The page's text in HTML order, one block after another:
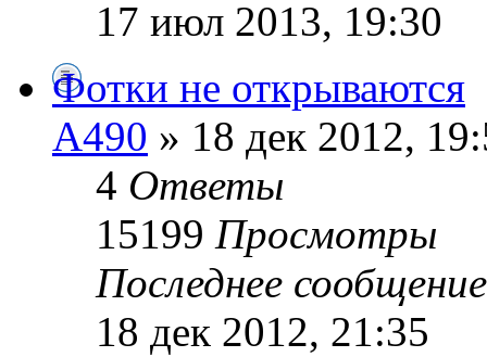
17 июл 2013, 19:30
Фотки не открываются
А490 » 18 дек 2012,
4 Ответы
15199 Просмотры
Последнее
18 дек 2012, 21:35